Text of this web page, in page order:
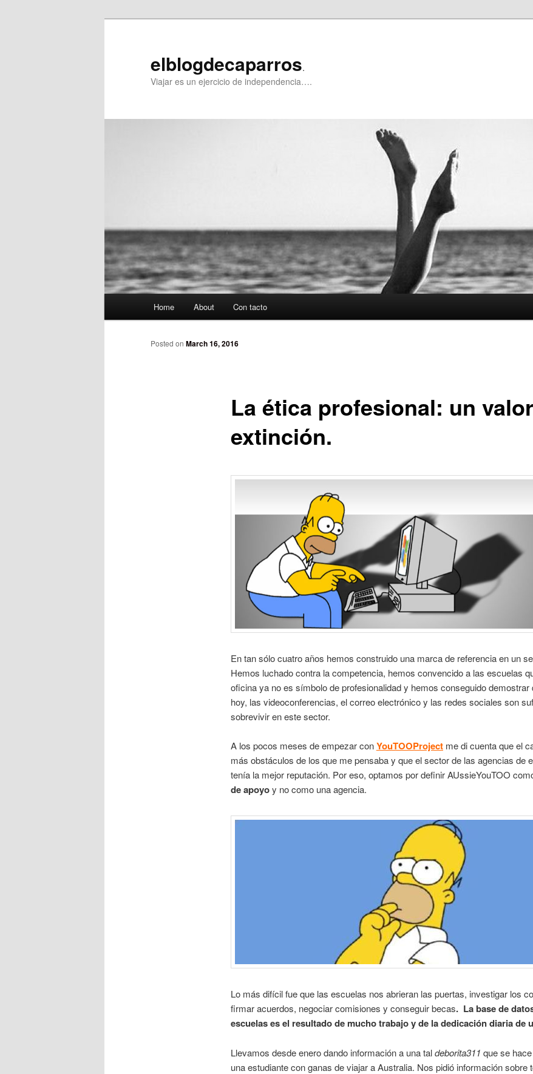
elblogdecaparros.
Viajar es un ejercicio de independencia….
Skip
to
Home About Con tacto
La ética profesional: un
extinción.
Posted on March 16, 2016
En tan sólo cuatro años hemos construido una marca de referencia en un
Hemos luchado contra la competencia, hemos convencido a las escuelas
oficina ya no es símbolo de profesionalidad y hemos conseguido demostrar
hoy, las videoconferencias, el correo electrónico y las redes sociales son
sobrevivir en este sector.
A los pocos meses de empezar conYouTOOProjectme di cuenta que el
más obstáculos de los que me pensaba y que el sector de las agencias de
tenía la mejor reputación. Por eso, optamos por definir AUssieYouTOO
de apoyoy no como una agencia.
Lo más difícil fue que las escuelas nos abrieran las puertas, investigar los
firmar acuerdos, negociar comisiones y conseguir becas. La base de
escuelas es el resultado de mucho trabajo y de la dedicación diaria de
Llevamos desde enero dando información a una taldeborita311 que se
una estudiante con ganas de viajar a Australia. Nos pidió información sobre